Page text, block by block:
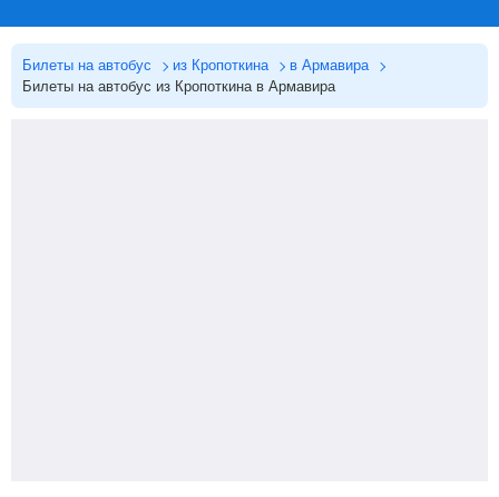
Билеты на автобус из Кропоткина
в Армавира
Билеты на автобус из Кропоткина в Армавира